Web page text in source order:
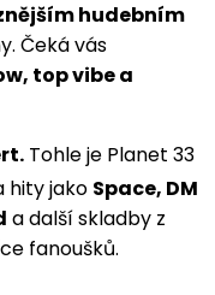
hudebním
Čeká vás
top vibe a
Tohle je Planet 33
hity jako Space, DM
a další skladby z
fanoušků.